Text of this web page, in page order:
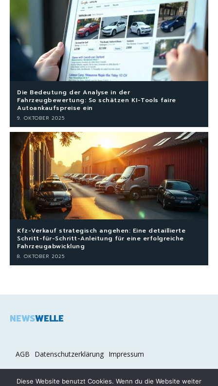
Die Bedeutung der Analyse in der
Fahrzeugbewertung: So schätzen KI-Tools faire
Autoankaufspreise ein
9. OKTOBER 2025
Kfz-Verkauf strategisch angehen: Eine detaillierte
Schritt-für-Schritt-Anleitung für eine erfolgreiche
Fahrzeugabwicklung
8. OKTOBER 2025
NEWSWELLE
AGB Datenschutzerklärung Impressum
Diese Website benutzt Cookies. Wenn du die Website weiter